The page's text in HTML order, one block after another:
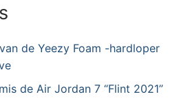
de Yeezy Foam -hardloper
de Air Jordan 7 “Flint 2021”